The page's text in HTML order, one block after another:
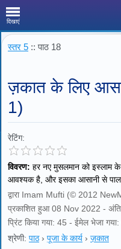
दिखाएं
स्तर 5 :: पाठ 18
ज़कात के लिए
1)
रेटिंग:
विवरण: हर नए मुसलमान को इस्लाम
आवश्यक है, और इसका आसानी से पालन
द्वारा Imam Mufti (© 2012
प्रकाशित हुआ 08 Nov 2022 -
प्रिंट किया गया: 45 - ईमेल भेजा
श्रेणी: पाठ› पूजा के कार्य › ज़कात